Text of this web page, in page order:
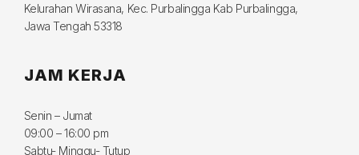
Kelurahan Wirasana, Kec. Purbalingga Kab Purbalingga,
Jawa Tengah 53318
JAM KERJA
Senin – Jumat
09:00 – 16:00 pm
Sabtu- Minggu- Tutup